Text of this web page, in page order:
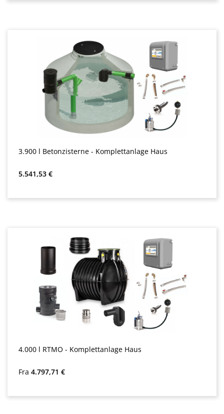
3.900 l Betonzisterne - Komplettanlage Haus
Almindelig pris:
5.541,53 €
4.000 l RTMO - Komplettanlage Haus
Almindelig pris:
Fra 4.797,71 €